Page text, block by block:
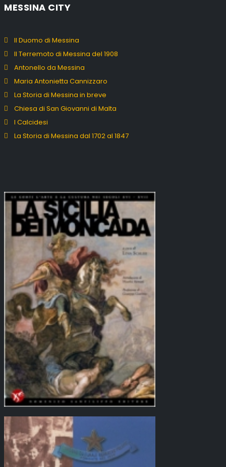
MESSINA CITY
Il Duomo di Messina
Il Terremoto di Messina del 1908
Antonello da Messina
Maria Antonietta Cannizzaro
La Storia di Messina in breve
Chiesa di San Giovanni di Malta
I Calcidesi
La Storia di Messina dal 1702 al 1847